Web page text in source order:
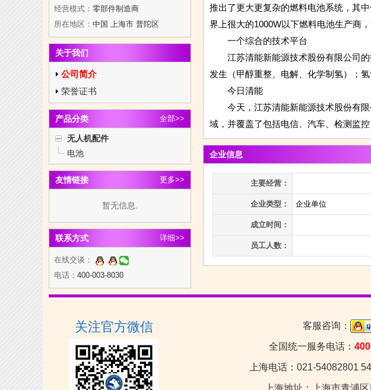
经营模式： 零部件制造商
所在地区： 中国 上海市 普陀区
关于我们
公司简介
荣誉证书
产品分类 全部>>
无人机配件
电池
友情链接 更多>>
暂无信息.
联系方式 详细>>
在线交谈：
电话： 400-003-8030
推出了更大更复杂的燃料电池系统，其
界上很大的1000W以下燃料电池生产商
一个综合的技术平台
江苏清能新能源技术股份有限公司的
发生（甲醇重整、电解、化学制氢）；
今日清能
今天，江苏清能新能源技术股份有限
域，并覆盖了包括电信、汽车、检测监
企业信息
主要经营：
企业类型： 企业单位
成立时间：
员工人数：
客服咨询：
全国统一服务电话：
上海电话：021-54082801
上海地址：上海市青浦
关注官方微信